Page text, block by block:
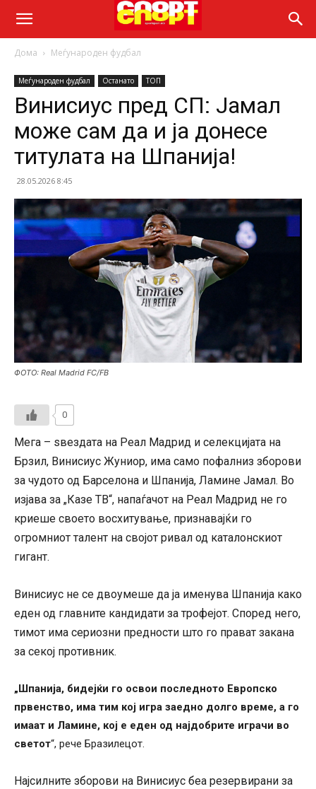
Дома Меѓународен фудбал
Меѓународен фудбал Останато ТОП
Винисиус пред СП: Јамал
може сам да и ја донесе
титулата на Шпанија!
28.05.2026 8:45
ФОТО: Real Madrid FC/FB
0
Мега – ѕвездата на Реал Мадрид и селекцијата на
Брзил, Винисиус Жуниор, има само пофалниз зборови
за чудото од Барселона и Шпанија, Ламине Јамал. Во
изјава за „Казе ТВ“, напаѓачот на Реал Мадрид не го
криеше своето восхитување, признавајќи го
огромниот талент на својот ривал од каталонскиот
гигант.
Винисиус не се двоумеше да ја именува Шпанија како
еден од главните кандидати за трофејот. Според него,
тимот има сериозни предности што го прават закана
за секој противник.
„Шпанија, бидејќи го освои последното Европско
првенство, има тим кој игра заедно долго време, а го
имаат и Ламине, кој е еден од најдобрите играчи во
светот“, рече Бразилецот.
Најсилните зборови на Винисиус беа резервирани за